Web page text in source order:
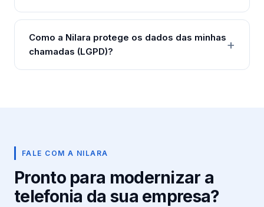
Como a Nilara protege os dados das minhas
chamadas (LGPD)?
FALE COM A NILARA
Pronto para modernizar a
telefonia da sua empresa?